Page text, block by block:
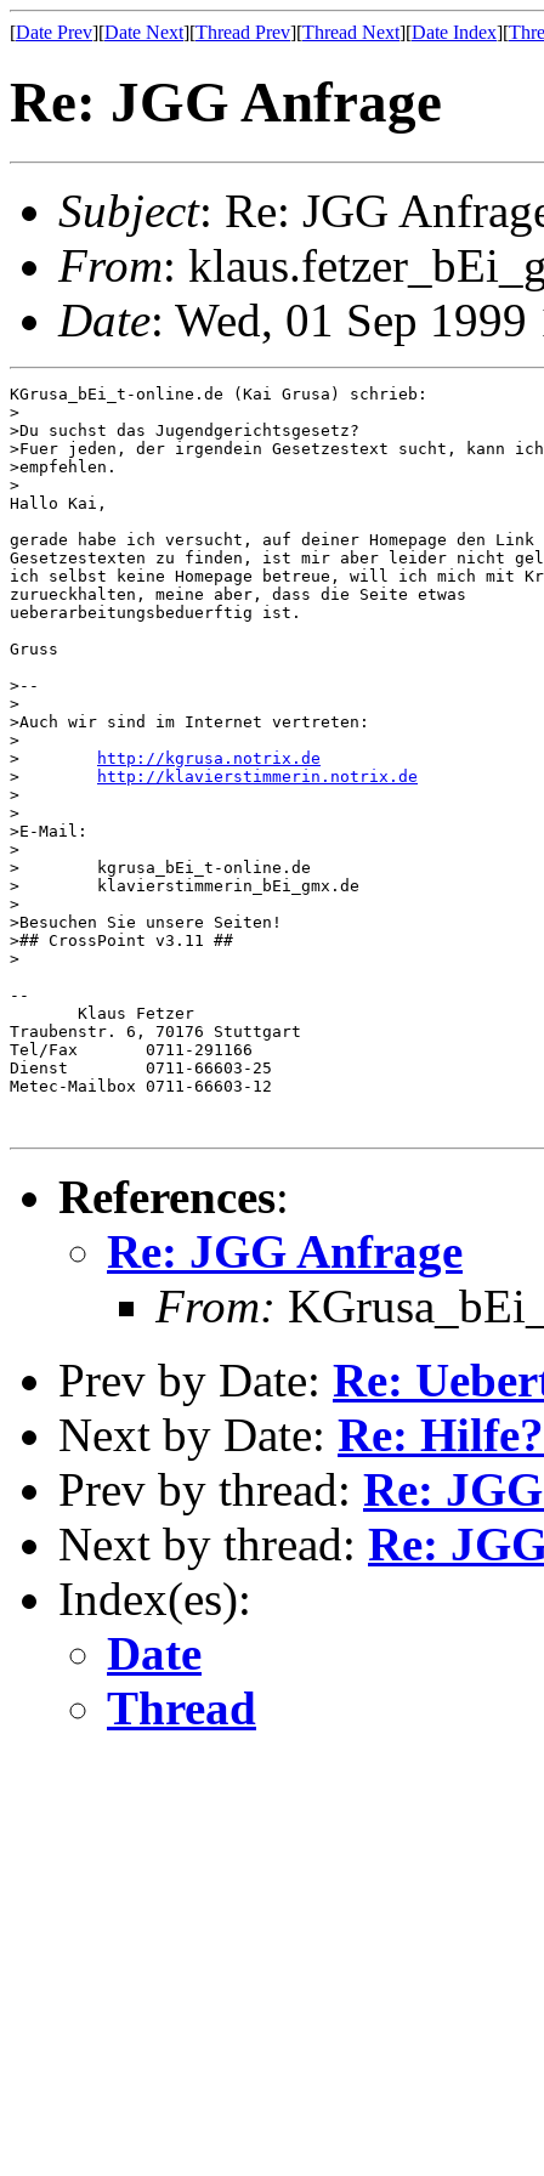
[Date Prev][Date Next][Thread Prev][Thread Next][Date Index][
Re: JGG Anfrage
Subject: Re: JGG
From:
Date: Wed, 01 Sep
KGrusa_bEi_t-online.de (Kai Grusa) schrieb:
>
>Du suchst das Jugendgerichtsgesetz?
>Fuer jeden, der irgendein Gesetzestext sucht, kann ich
>empfehlen.
>
Hallo Kai,
gerade habe ich versucht, auf deiner Homepage den Link
Gesetzestexten zu finden, ist mir aber leider nicht
ich selbst keine Homepage betreue, will ich mich mit
zurueckhalten, meine aber, dass die Seite etwas
ueberarbeitungsbeduerftig ist.
Gruss
>--
>
>Auch wir sind im Internet vertreten:
>
>
http://kgrusa.notrix.de
>
http://klavierstimmerin.notrix.de
>
>
>E-Mail:
>
>        kgrusa_bEi_t-online.de
>        klavierstimmerin_bEi_gmx.de
>
>Besuchen Sie unsere Seiten!
>## CrossPoint v3.11 ##
>
--
       Klaus Fetzer
Traubenstr. 6, 70176 Stuttgart
Tel/Fax       0711-291166
Dienst        0711-66603-25
Metec-Mailbox 0711-66603-12
References:
Re: JGG Anfrage
From:
Prev by Date: Re:
Next by Date: Re:
Prev by thread: Re:
Next by thread: Re:
Index(es):
Date
Thread